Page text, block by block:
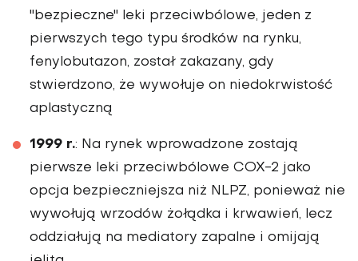
"bezpieczne" leki przeciwbólowe, jeden z
pierwszych tego typu środków na rynku,
fenylobutazon, został zakazany, gdy
stwierdzono, że wywołuje on niedokrwistość
aplastyczną
1999 r.: Na rynek wprowadzone zostają
pierwsze leki przeciwbólowe COX-2 jako
opcja bezpieczniejsza niż NLPZ, ponieważ nie
wywołują wrzodów żołądka i krwawień, lecz
oddziałują na mediatory zapalne i omijają